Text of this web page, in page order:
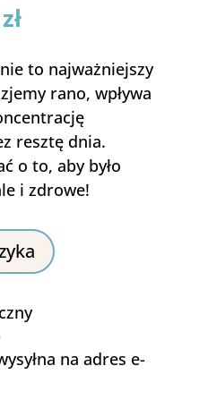
złAktualna
wynosi:
14,99 zł.
to najważniejszy
rano, wpływa
resztę dnia.
o to, aby było
i zdrowe!
na adres e-